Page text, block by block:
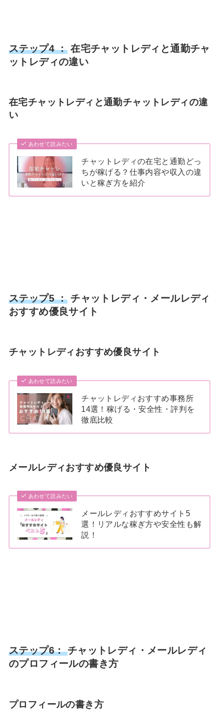
ステップ4 ：在宅チャットレディと通勤チャ
ットレディの違い
在宅チャットレディと通勤チャットレディの違
い
あわせて読みたい
チャットレディの在宅と通勤どっ
ちが稼げる？仕事内容や収入の違
いと稼ぎ方を紹介
ステップ5 ：チャットレディ・メールレディ
おすすめ優良サイト
チャットレディおすすめ優良サイト
あわせて読みたい
チャットレディおすすめ事務所
14選！稼げる・安全性・評判を
徹底比較
メールレディおすすめ優良サイト
あわせて読みたい
メールレディおすすめサイト5
選！リアルな稼ぎ方や安全性も解
説！
ステップ6： チャットレディ・メールレディ
のプロフィールの書き方
プロフィールの書き方